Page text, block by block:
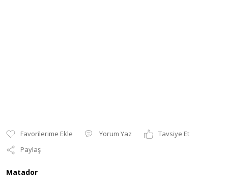
Yorum Yaz
Tavsiye Et
Paylaş
Matador